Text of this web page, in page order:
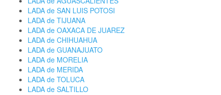
LADA de SAN LUIS POTOSI
LADA de TIJUANA
LADA de OAXACA DE JUAREZ
LADA de CHIHUAHUA
LADA de GUANAJUATO
LADA de MORELIA
LADA de MERIDA
LADA de TOLUCA
LADA de SALTILLO